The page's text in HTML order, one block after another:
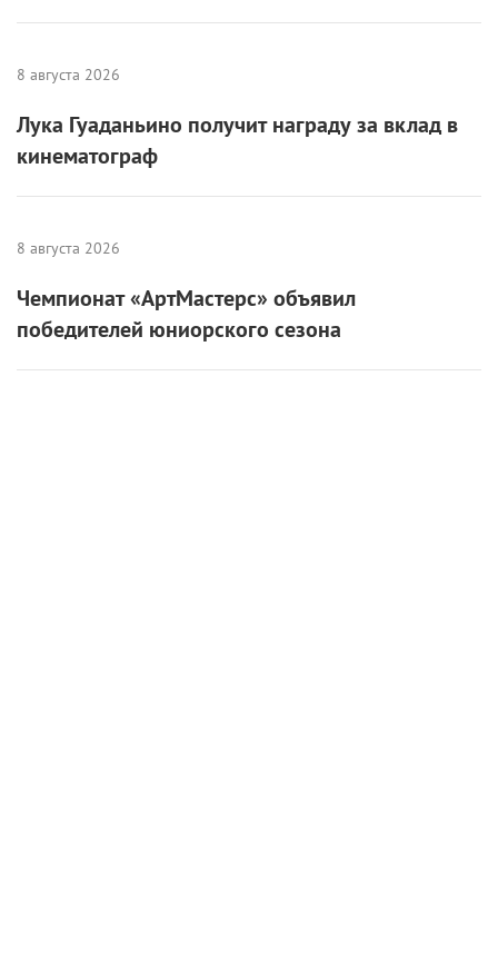
8 августа 2026
Лука Гуаданьино получит награду за вклад в
кинематограф
8 августа 2026
Чемпионат «АртМастерс» объявил
победителей юниорского сезона